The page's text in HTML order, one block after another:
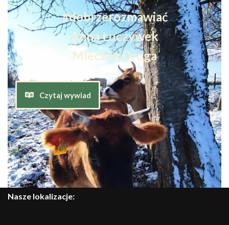
#dobrzerozmawiać
Anna Łuczywek
Mleczna Droga
Czytaj wywiad
Nasze lokalizacje: